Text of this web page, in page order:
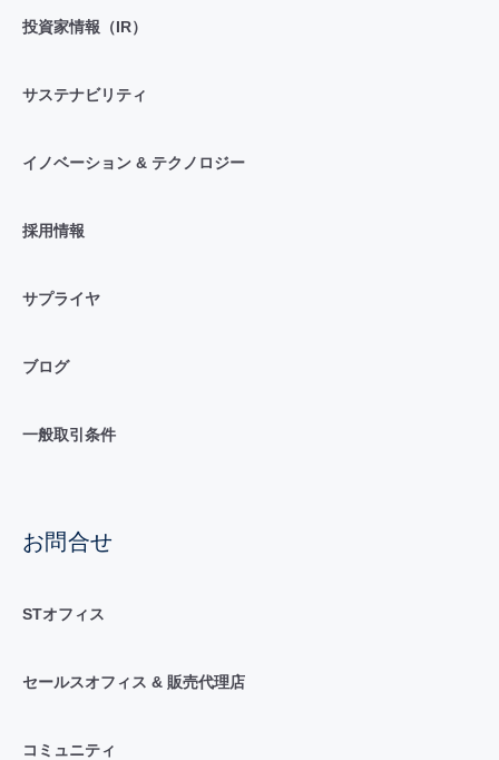
投資家情報（IR）
サステナビリティ
イノベーション & テクノロジー
採用情報
サプライヤ
ブログ
一般取引条件
お問合せ
STオフィス
セールスオフィス & 販売代理店
コミュニティ